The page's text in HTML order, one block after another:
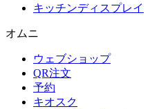
キッチンディスプレイ
オムニ
ウェブショップ
QR注文
予約
キオスク